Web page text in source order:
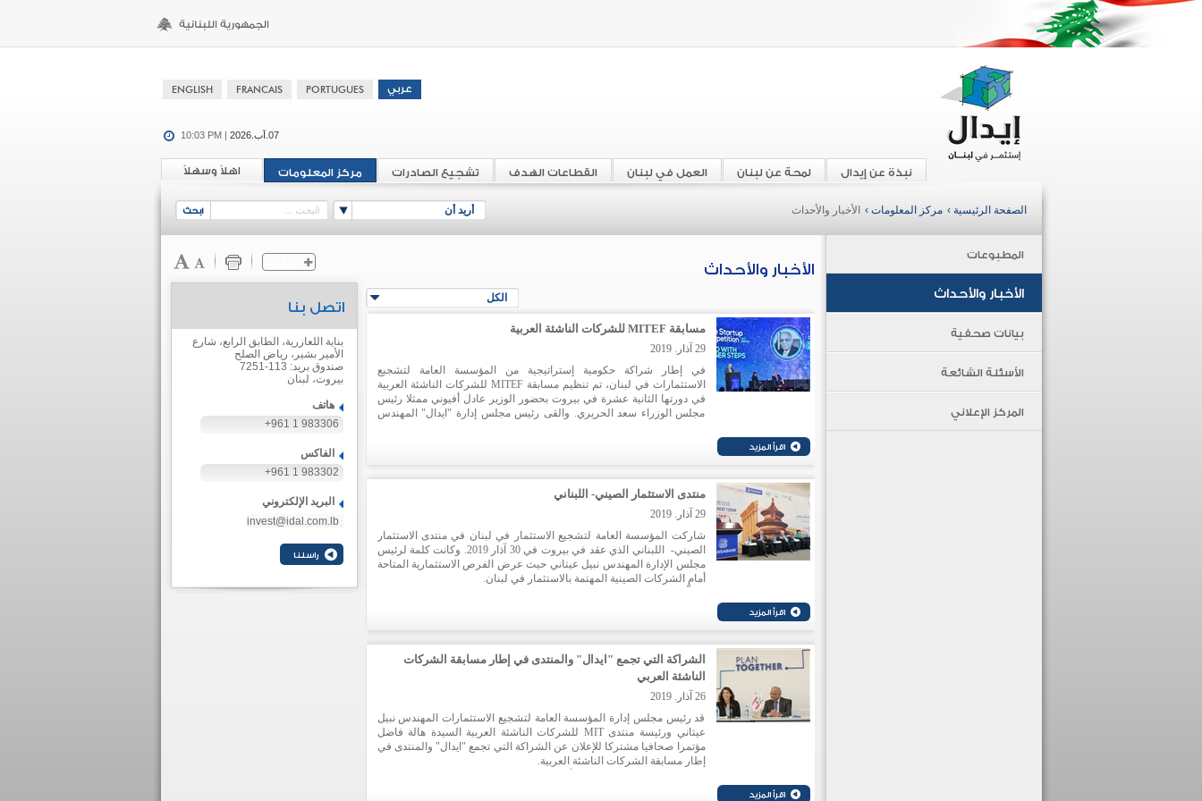
07.آب.2026 10:03 PM |
اهلاً وسهلاً مركز المعلومات تشجيع الصادرات القطاعات الهدف العمل في لبنان لمحة عن لبنان نبذة عن إيدال
أريد أن الصفحة الرئيسية › مركز المعلومات › الأخبار والأحداث
المطبوعات
الأخبار والأحداث
بيانات صحفية
الأسئلة الشائعة
المركز الإعلاني
الأخبار والأحداث
الكل
مسابقة MITEF للشركات الناشئة العربية
29 آذار. 2019
في إطار شراكة حكومية إستراتيجية من المؤسسة العامة لتشجيع
الاستثمارات في لبنان، تم تنظيم مسابقة MITEF للشركات الناشئة العربية
في دورتها الثانية عشرة في بيروت بحضور الوزير عادل أفيوني ممثلا رئيس
مجلس الوزراء سعد الحريري. والقى رئيس مجلس إدارة "ايدال" المهندس
منتدى الاستثمار الصيني- اللبناني
29 آذار. 2019
شاركت المؤسسة العامة لتشجيع الاستثمار في لبنان في منتدى الاستثمار
الصيني- اللبناني الذي عقد في بيروت في 30 آذار 2019. وكانت كلمة لرئيس
مجلس الإدارة المهندس نبيل عيتاني حيث عرض الفرص الاستثمارية المتاحة
أمام الشركات الصينية المهتمة بالاستثمار في لبنان.
الشراكة التي تجمع "ايدال" والمنتدى في إطار مسابقة الشركات
الناشئة العربي
26 آذار. 2019
قد رئيس مجلس إدارة المؤسسة العامة لتشجيع الاستثمارات المهندس نبيل
عيتاني ورئيسة منتدى MIT للشركات الناشئة العربية السيدة هالة فاضل
مؤتمرا صحافيا مشتركا للإعلان عن الشراكة التي تجمع "ايدال" والمنتدى في
إطار مسابقة الشركات الناشئة العربية.
اتصل بنا
بناية اللعازرية، الطابق الرابع، شارع
الأمير بشير، رياض الصلح
صندوق بريد: 113-7251
بيروت، لبنان
هاتف
+961 1 983306
الفاكس
+961 1 983302
البريد الإلكتروني
invest@idal.com.lb